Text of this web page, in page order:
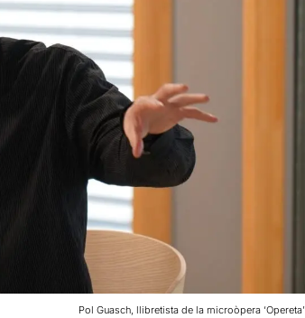
Pol Guasch, llibretista de la microòpera ‘Opereta’